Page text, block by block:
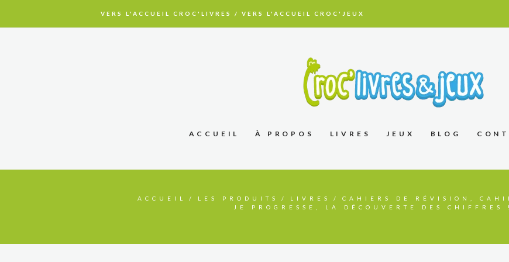
VERS L'ACCUEIL CROC'LIVRES / VERS L'ACCUEIL CROC'JEUX
ACCUEIL À PROPOS LIVRES JEUX BLOG
ACCUEIL LES PRODUITS LIVRES
CAHIERS DE RÉVISION,
JE PROGRESSE, LA DÉCOUVERTE DES